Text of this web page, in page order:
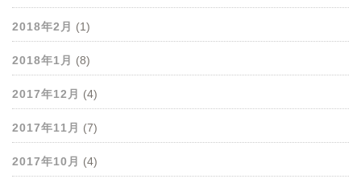
2018年2月 (1)
2018年1月 (8)
2017年12月 (4)
2017年11月 (7)
2017年10月 (4)